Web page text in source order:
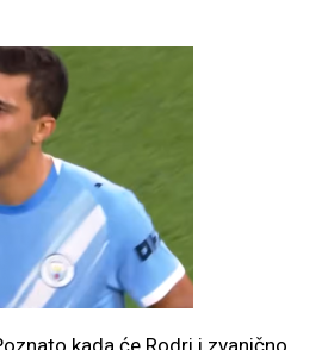
kada će Rodri i zvanično